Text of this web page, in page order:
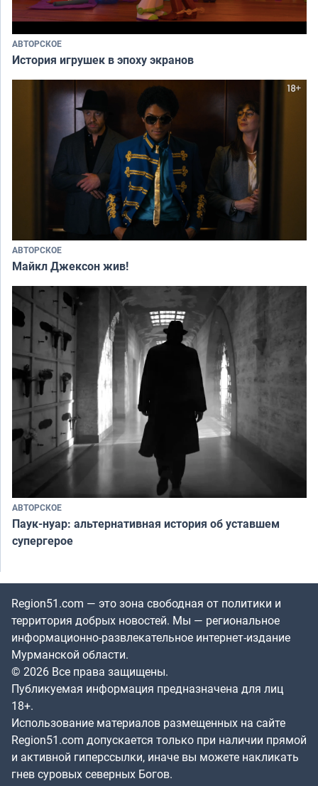
АВТОРСКОЕ
История игрушек в эпоху экранов
АВТОРСКОЕ
Майкл Джексон жив!
АВТОРСКОЕ
Паук-нуар: альтернативная история об уставшем
супергерое
Region51.com — это зона свободная от политики и
территория добрых новостей. Мы — региональное
информационно-развлекательное интернет-издание
Мурманской области.
© 2026 Все права защищены.
Публикуемая информация предназначена для лиц
18+.
Использование материалов размещенных на сайте
Region51.com допускается только при наличии прямой
и активной гиперссылки, иначе вы можете накликать
гнев суровых северных Богов.